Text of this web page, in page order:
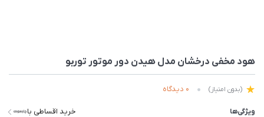
هود مخفی درخشان مدل هیدن دور موتور توربو
(بدون امتیاز) 0 دیدگاه
ویژگی‌ها خرید اقساطی با